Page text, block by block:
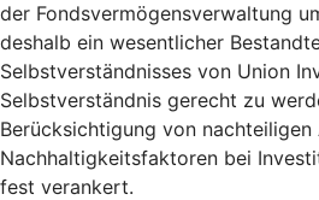
der Fondsvermögensverwaltung
deshalb ein wesentlicher
Selbstverständnisses von Union
Selbstverständnis gerecht zu
Berücksichtigung von
Nachhaltigkeitsfaktoren bei
fest verankert.